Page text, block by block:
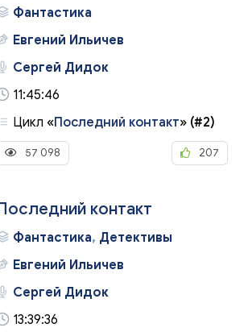
Фантастика
Евгений Ильичев
Сергей Дидок
11:45:46
Цикл «Последний контакт» (#2)
57 098 207
контакт
Фантастика, Детективы
Евгений Ильичев
Сергей Дидок
13:39:36